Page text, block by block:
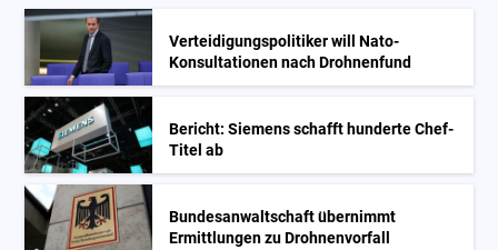
Verteidigungspolitiker will Nato-
Konsultationen nach Drohnenfund
Bericht: Siemens schafft hunderte Chef-
Titel ab
Bundesanwaltschaft übernimmt
Ermittlungen zu Drohnenvorfall